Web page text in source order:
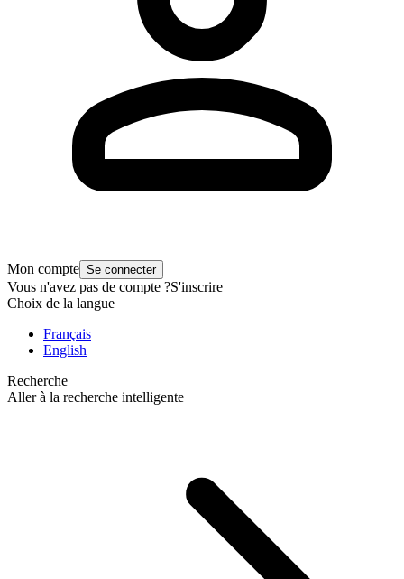
Mon compte Se connecter
Vous n'avez pas de compte ?S'inscrire
Choix de la langue
Français
English
Recherche
Aller à la recherche intelligente